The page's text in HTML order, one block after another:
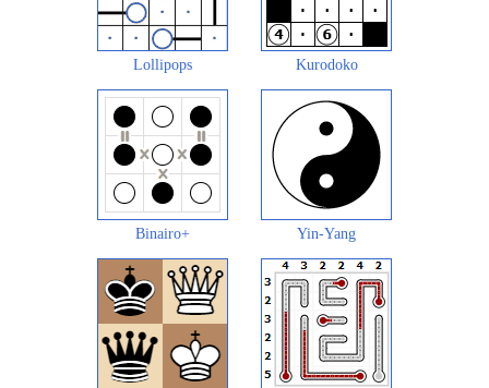
Lollipops Kurodoko
Binairo+ Yin-Yang